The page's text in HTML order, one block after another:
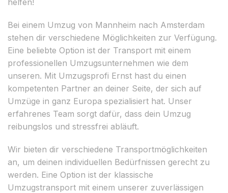
Bei einem Umzug von Mannheim nach Amsterdam
stehen dir verschiedene Möglichkeiten zur Verfügung.
Eine beliebte Option ist der Transport mit einem
professionellen Umzugsunternehmen wie dem
unseren. Mit Umzugsprofi Ernst hast du einen
kompetenten Partner an deiner Seite, der sich auf
Umzüge in ganz Europa spezialisiert hat. Unser
erfahrenes Team sorgt dafür, dass dein Umzug
reibungslos und stressfrei abläuft.
Wir bieten dir verschiedene Transportmöglichkeiten
an, um deinen individuellen Bedürfnissen gerecht zu
werden. Eine Option ist der klassische
Umzugstransport mit einem unserer zuverlässigen